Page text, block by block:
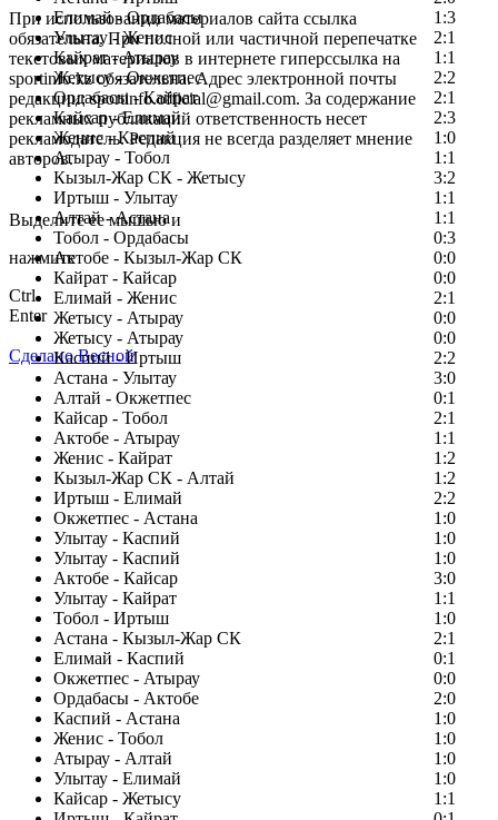
Елимай - Ордабасы
1:3
Улытау - Женис
2:1
Кайрат - Атырау
1:1
Жетысу - Окжетпес
2:2
Ордабасы - Кайрат
2:1
Кайсар - Елимай
2:3
Женис - Каспий
1:0
Атырау - Тобол
1:1
Кызыл-Жар СК - Жетысу
3:2
Иртыш - Улытау
1:1
Алтай - Астана
1:1
Тобол - Ордабасы
0:3
Актобе - Кызыл-Жар СК
0:0
Кайрат - Кайсар
0:0
Елимай - Женис
2:1
Жетысу - Атырау
0:0
Жетысу - Атырау
0:0
Каспий - Иртыш
2:2
Астана - Улытау
3:0
Алтай - Окжетпес
0:1
Кайсар - Тобол
2:1
Актобе - Атырау
1:1
Женис - Кайрат
1:2
Кызыл-Жар СК - Алтай
1:2
Иртыш - Елимай
2:2
Окжетпес - Астана
1:0
Улытау - Каспий
1:0
Улытау - Каспий
1:0
Актобе - Кайсар
3:0
Улытау - Кайрат
1:1
Тобол - Иртыш
1:0
Астана - Кызыл-Жар СК
2:1
Елимай - Каспий
0:1
Окжетпес - Атырау
0:0
Ордабасы - Актобе
2:0
Каспий - Астана
1:0
Женис - Тобол
1:0
Атырау - Алтай
1:0
Улытау - Елимай
1:0
Кайсар - Жетысу
1:1
При использовании материалов сайта ссылка
обязательна. При полной или частичной перепечатке
текстовых материалов в интернете гиперссылка на
sportinfo.kz обязательна. Адрес электронной почты
редакции: sportinfo.official@gmail.com. За содержание
рекламных публикаций ответственность несет
рекламодатель. Редакция не всегда разделяет мнение
авторов.
Заметили ошибку в тексте?
Выделите ее мышью и
нажмите
Ctrl
Enter
Сделано Весной